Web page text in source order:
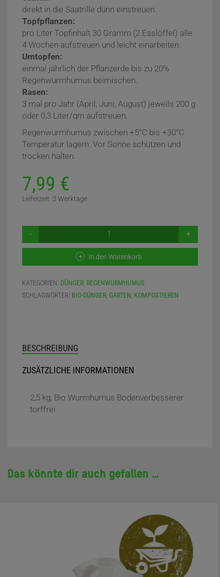
direkt in die Saatrille dünn einstreuen.
Topfpflanzen:
pro Liter Topfinhalt 30 Gramm (2 Esslöffel) alle
4 Wochen aufstreuen und leicht einarbeiten.
Umtopfen:
einmal jährlich der Pflanzerde bis zu 20%
Regenwurmhumus beimischen.
Rasen:
3 mal pro Jahr (April, Juni, August) jeweils 200 g
oder 0,3 Liter/qm aufstreuen.
Regenwurmhumus zwischen +5°C bis +30°C
Temperatur lagern. Vor Sonne schützen und
trocken halten.
7,99 €
Lieferzeit: 3 Werktage
KG
BIO
FÜR
In den Warenkorb
KATEGORIEN: DÜNGER REGENWURMHUMUS
SCHLAGWÖRTER: BIO-DÜNGER GARTEN KOMPOSTIEREN
BESCHREIBUNG
ZUSÄTZLICHE INFORMATIONEN
2,5 kg, Bio Wurmhumus Bodenverbesserer
torffrei
Das könnte dir auch gefallen …